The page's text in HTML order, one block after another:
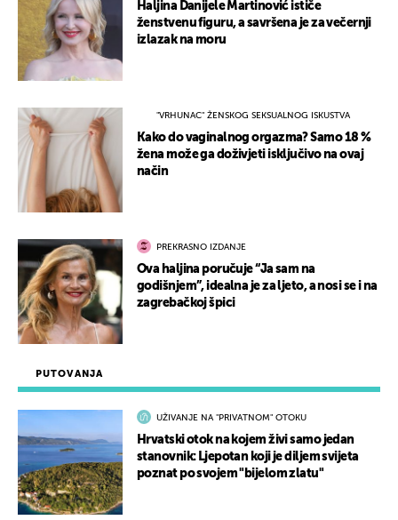
PUTOVANJA
UŽIVANJE NA "PRIVATNOM" OTOKU
Hrvatski otok na kojem živi samo jedan
stanovnik: Ljepotan koji je diljem svijeta
poznat po svojem "bijelom zlatu"
Haljina Danijele Martinović ističe
ženstvenu figuru, a savršena je za večernji
izlazak na moru
"VRHUNAC" ŽENSKOG SEKSUALNOG ISKUSTVA
Kako do vaginalnog orgazma? Samo 18 %
žena može ga doživjeti isključivo na ovaj
način
PREKRASNO IZDANJE
Ova haljina poručuje “Ja sam na
godišnjem”, idealna je za ljeto, a nosi se i na
zagrebačkoj špici